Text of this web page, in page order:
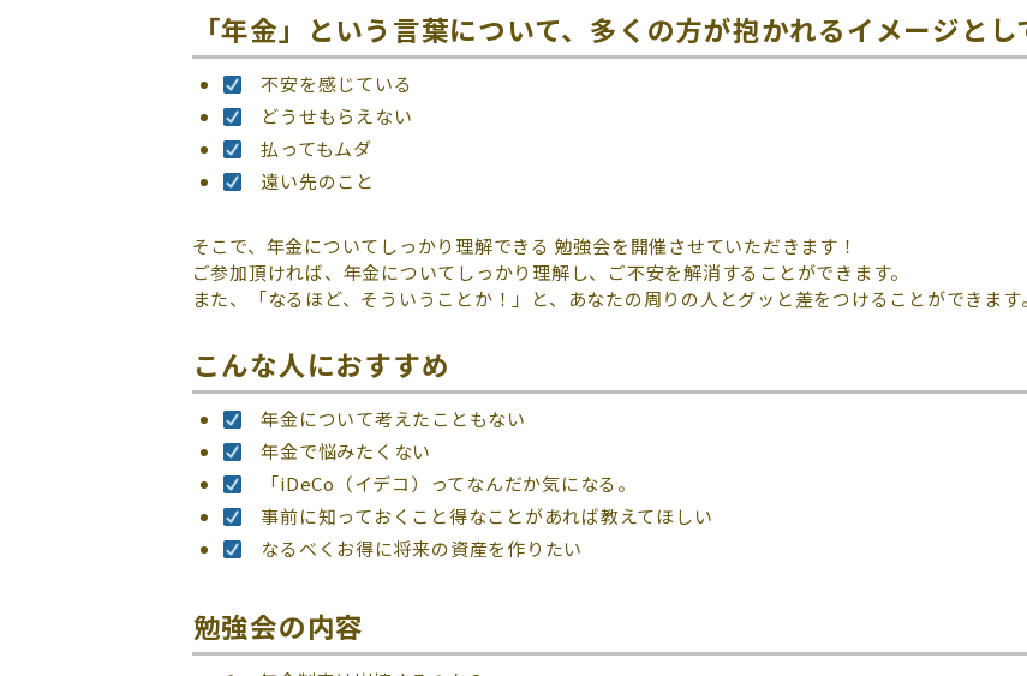
「年金」という言葉について、多くの方が抱かれるイメージとし
不安を感じている
どうせもらえない
払ってもムダ
遠い先のこと
そこで、年金についてしっかり理解できる 勉強会を開催させていただきます！
ご参加頂ければ、年金についてしっかり理解し、ご不安を解消することができます。
また、「なるほど、そういうことか！」と、あなたの周りの人とグッと差をつけることができます。
こんな人におすすめ
年金について考えたこともない
年金で悩みたくない
「iDeCo（イデコ）ってなんだか気になる。
事前に知っておくこと得なことがあれば教えてほしい
なるべくお得に将来の資産を作りたい
勉強会の内容